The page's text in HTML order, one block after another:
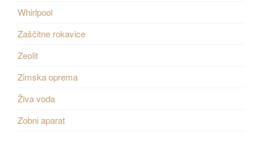
Whirlpool
Zaščitne rokavice
Zeolit
Zimska oprema
Živa voda
Zobni aparat